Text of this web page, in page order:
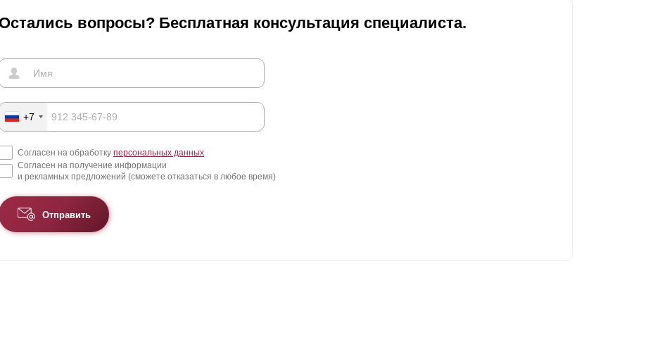
Остались вопросы? Бесплатная консультация специалиста.
+7
Согласен на обработку персональных данных
Согласен на получение информации
и рекламных предложений (сможете отказаться в любое время)
Отправить